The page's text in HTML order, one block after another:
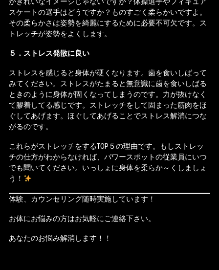
スケートの選手はどうですか？ものすごく柔らかいですよ。
その柔らかさは姿勢を綺麗にするために必要不可欠です。ス
トレッチが姿勢をよくします。
５．ストレス発散に良い
ストレスを感じると身体が硬くなります。歯を食いしばって
みてください。ストレスがたまると無意識に歯を食いしばる
ときのように身体が固くなってしまうのです。力が抜けなく
て膠着してる感じです。ストレッチをして固まった筋肉をほ
ぐしてあげます。ほぐしてあげることでストレス解消につな
がるのです。
これらがストレッチをするTOP５の理由です。もしストレッ
チの仕方がわからなければ、パワースポットの従業員にいつ
でも聞いてください。いっしょに身体を柔らか～くしましょ
う！
体験、カウンセリング随時実施しています！
お体にお悩みの方はお気軽にご連絡下さい。
あなたのお悩み解消します！！